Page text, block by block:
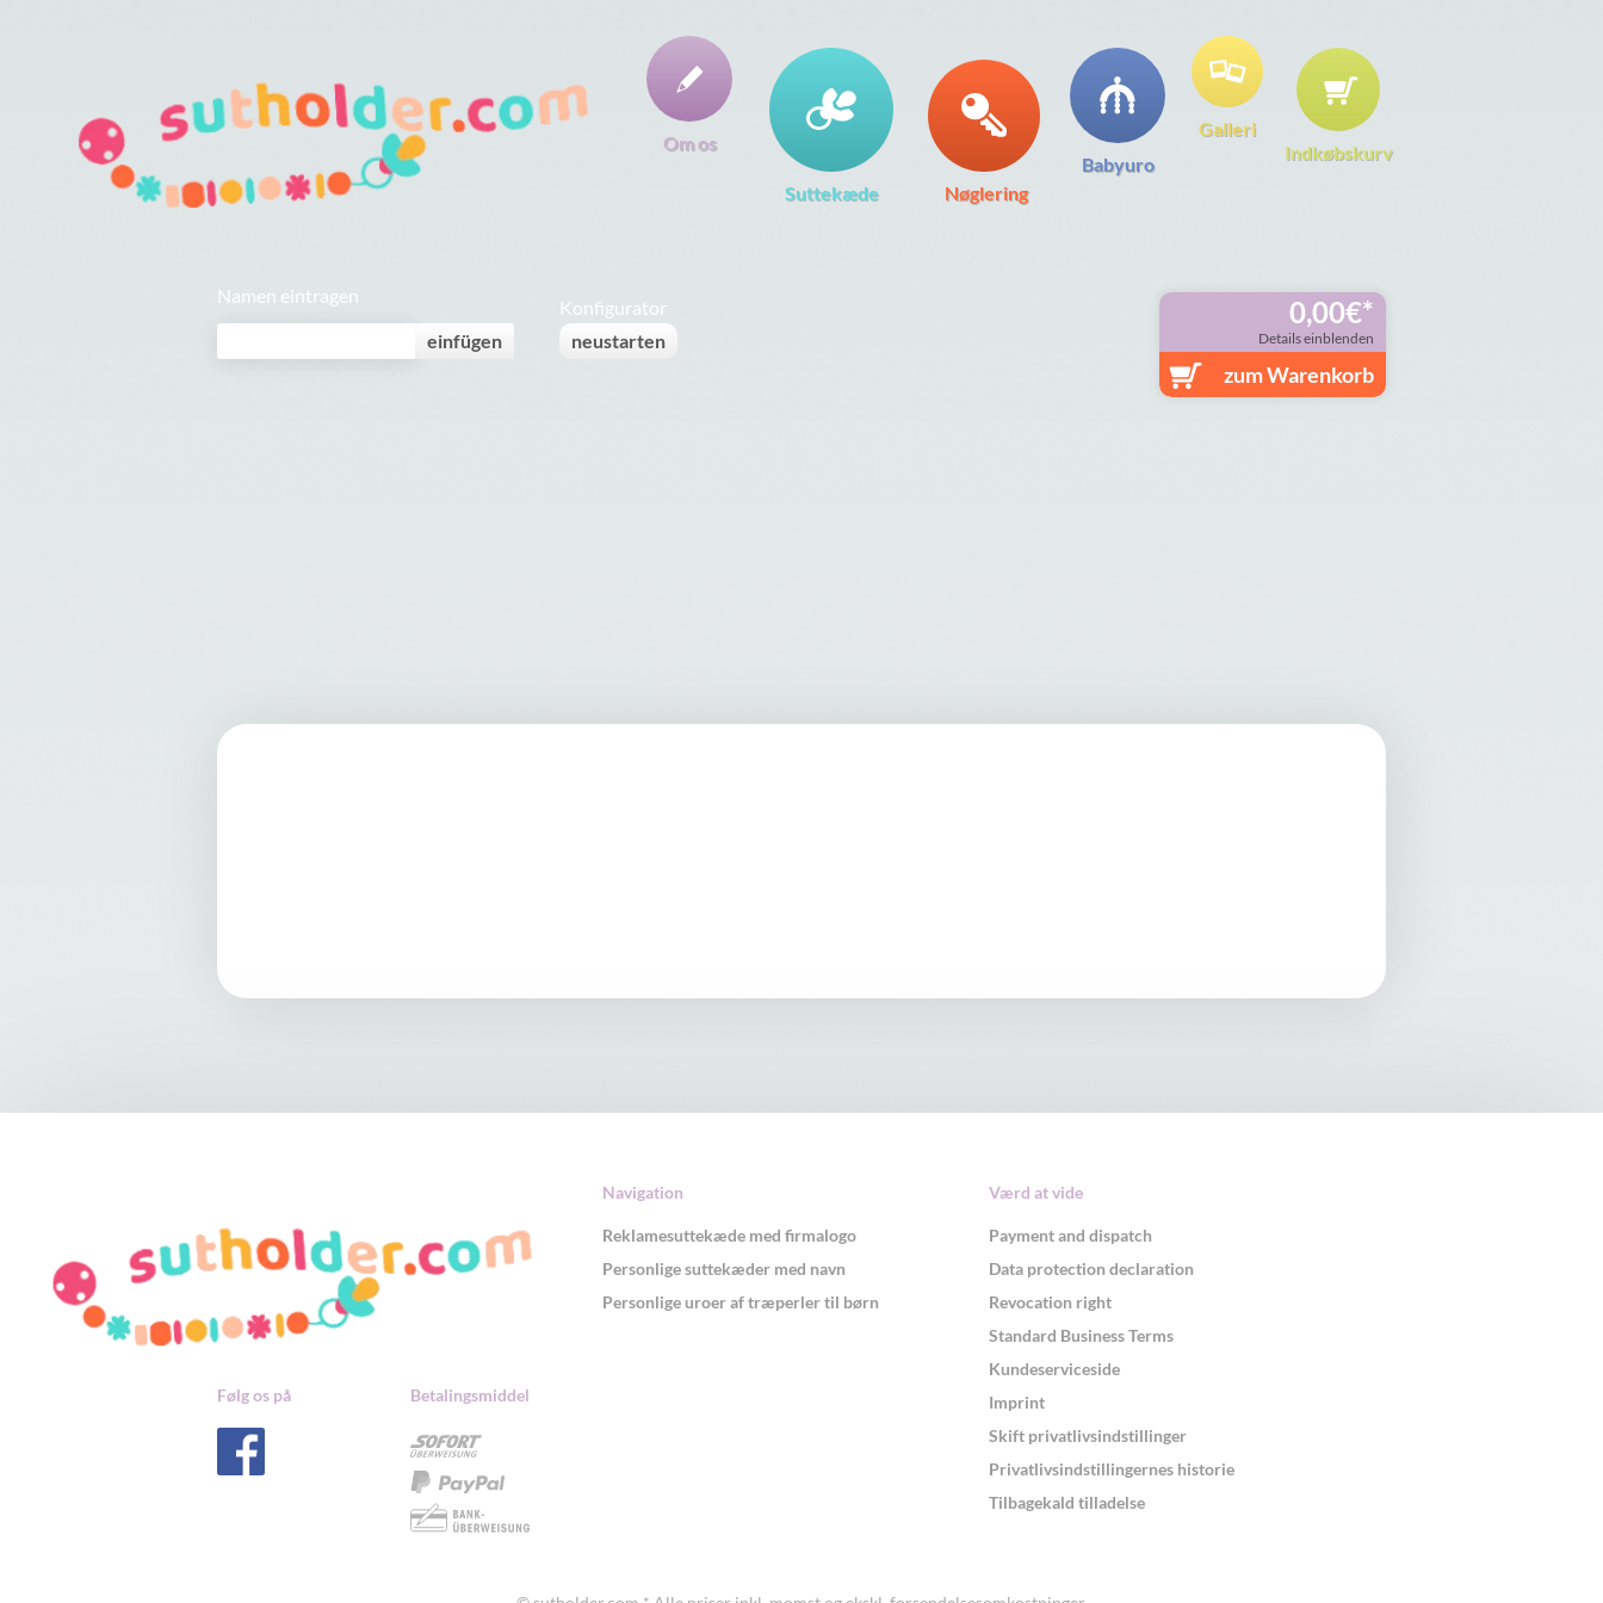
Om os
Suttekæde Nøglering
Babyuro
Galleri
Indkøbskurv
Namen eintragen
einfügen
Konfigurator
neustarten
0,00€
Details einblenden
zum Warenkorb
Følg os på Betalingsmiddel
Navigation
Reklamesuttekæde med firmalogo
Personlige suttekæder med navn
Personlige uroer af træperler til børn
Værd at vide
Payment and dispatch
Data protection declaration
Revocation right
Standard Business Terms
Kundeserviceside
Imprint
Skift privatlivsindstillinger
Privatlivsindstillingernes historie
Tilbagekald tilladelse